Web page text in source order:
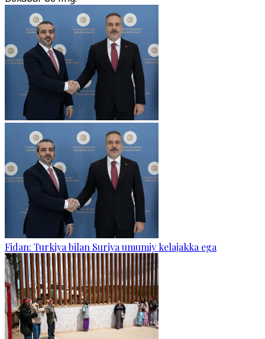
Fidan: Turkiya bilan Suriya umumiy kelajakka ega